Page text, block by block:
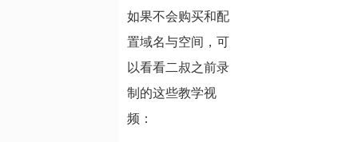
如果不会购买和配
置域名与空间，可
以看看二叔之前录
制的这些教学视
频：